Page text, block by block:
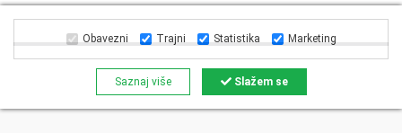
Obavezni Trajni Statistika Marketing
Saznaj više Slažem se